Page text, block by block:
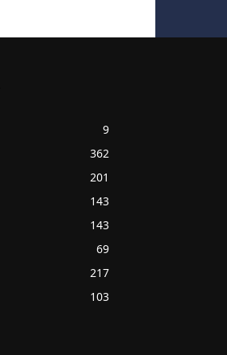
9
362
201
143
143
69
217
103